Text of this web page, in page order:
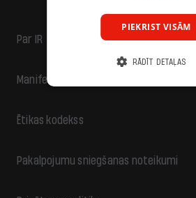
Par IR
Manifests
Ētikas kodekss
Pakalpojumu sniegšanas noteikumi
PIEKRIST VISĀM
RĀDĪT DETAĻAS